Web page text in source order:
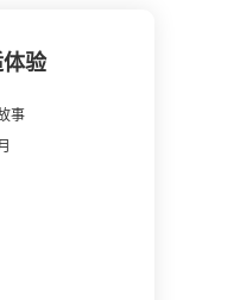
验
事